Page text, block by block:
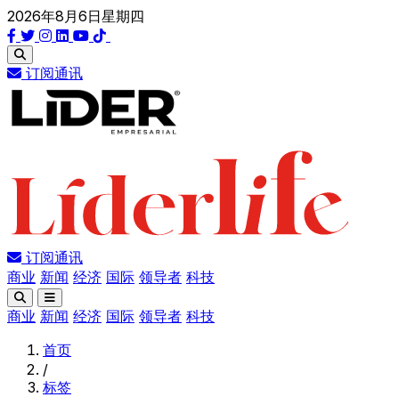
2026年8月6日星期四
订阅通讯
订阅通讯
商业 新闻 经济 国际 领导者 科技
商业 新闻 经济 国际 领导者 科技
首页
/
标签